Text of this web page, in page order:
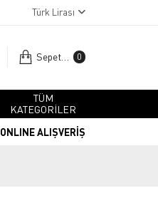
Türk Lirası
Sepetim 0
TÜM
KATEGORİLER
ONLINE ALIŞVERİŞ